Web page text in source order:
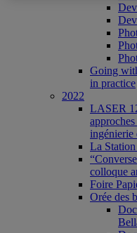
Going
in practice
2022
LASER
ingénierie
La
colloque
Foire
Orée des